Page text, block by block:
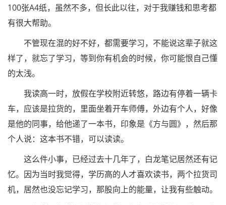
100张A4纸，虽然不多，但长此以往，对于我赚钱和思考都
有很大帮助。
不管现在混的好不好，都需要学习，不能说这辈子就这
样了，就忘了学习，等到你有机会的时候，你可能恨自己懂
的太浅。
我读高一时，放假在学校附近转悠，路边有停着一辆卡
车，应该是拉货的，里面坐着开车师傅，外边有个人，好像
是他的同事，给他递了一本书，印象是《方与圆》，然后那
个人说：这本书不错，可以读读。
这么件小事，已经过去十几年了，白龙笔记居然还有记
忆。因为当时我觉得，学历高的人才喜欢读书，两个拉货司
机，居然也没忘记学习，那股向上的能量，让我有些触动。